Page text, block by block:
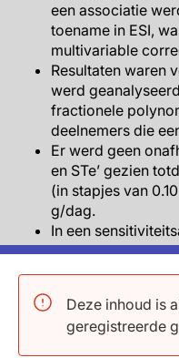
Deze inhoud is
geregistreerde
een associatie
toename in ESI,
multivariable
Resultaten waren
werd
fractionele
deelnemers die
Er werd geen
en STe’ gezien
(in stapjes van
g/dag.
In een
diuretica werden
associatie tussen
In een
tussen ESI en
alleen